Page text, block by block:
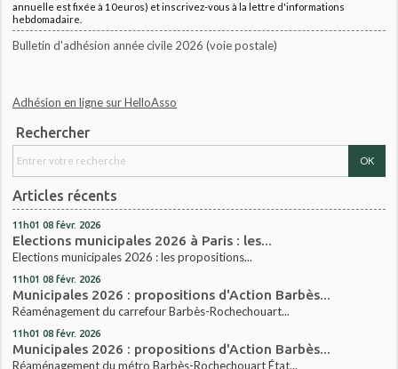
annuelle est fixée à 10euros) et inscrivez-vous à la lettre d'informations
hebdomadaire.
Bulletin d'adhésion année civile 2026 (voie postale)
Adhésion en ligne sur HelloAsso
Rechercher
Articles récents
11h01 08 févr. 2026
Elections municipales 2026 à Paris : les...
Elections municipales 2026 : les propositions...
11h01 08 févr. 2026
Municipales 2026 : propositions d'Action Barbès...
Réaménagement du carrefour Barbès-Rochechouart...
11h01 08 févr. 2026
Municipales 2026 : propositions d'Action Barbès...
Réaménagement du métro Barbès-Rochechouart État...